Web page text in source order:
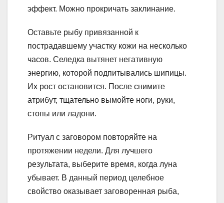
эффект. Можно прокричать заклинание.
Оставьте рыбу привязанной к
пострадавшему участку кожи на несколько
часов. Селедка вытянет негативную
энергию, которой подпитывались шипицы.
Их рост остановится. После снимите
атрибут, тщательно вымойте ноги, руки,
стопы или ладони.
Ритуал с заговором повторяйте на
протяжении недели. Для лучшего
результата, выберите время, когда луна
убывает. В данный период целебное
свойство оказывает заговоренная рыба,